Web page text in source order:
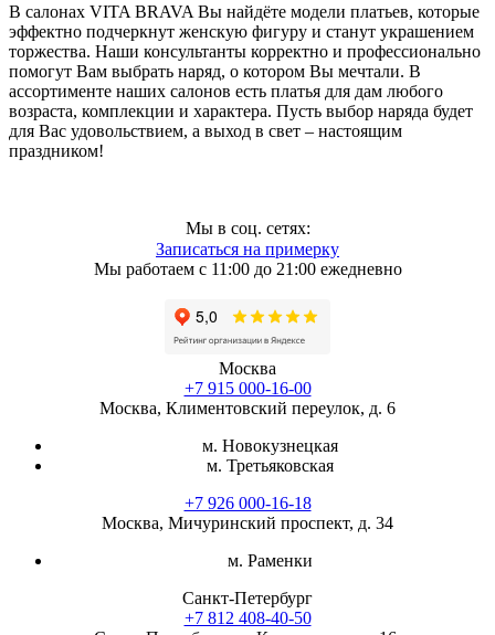
В салонах VITA BRAVA Вы найдёте модели платьев, которые
эффектно подчеркнут женскую фигуру и станут украшением
торжества. Наши консультанты корректно и профессионально
помогут Вам выбрать наряд, о котором Вы мечтали. В
ассортименте наших салонов есть платья для дам любого
возраста, комплекции и характера. Пусть выбор наряда будет
для Вас удовольствием, а выход в свет – настоящим
праздником!
Мы в соц. сетях:
Записаться на примерку
Мы работаем с 11:00 до 21:00 ежедневно
Москва
+7 915 000-16-00
Москва, Климентовский переулок, д. 6
м. Новокузнецкая
м. Третьяковская
+7 926 000-16-18
Москва, Мичуринский проспект, д. 34
м. Раменки
Санкт-Петербург
+7 812 408-40-50